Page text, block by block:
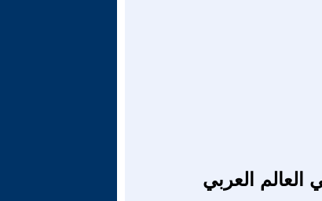
العالم العربي